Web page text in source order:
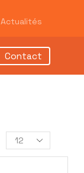
Actualités
Contact